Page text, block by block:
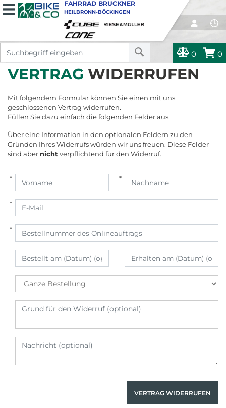
0 0
FAHRRAD BRUCKNER
HEILBRONN-BÖCKINGEN
VERTRAG WIDERRUFEN
Mit folgendem Formular können Sie einen mit uns
geschlossenen Vertrag widerrufen.
Füllen Sie dazu einfach die folgenden Felder aus.
Über eine Information in den optionalen Feldern zu den
Gründen Ihres Widerrufs würden wir uns freuen. Diese Felder
sind aber nicht verpflichtend für den Widerruf.
VERTRAG WIDERRUFEN